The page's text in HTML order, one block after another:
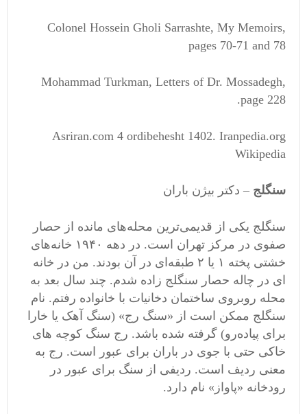
Colonel Hossein Gholi Sarrashte, My Memoirs,
pages 70-71 and 78
Mohammad Turkman, Letters of Dr. Mossadegh,
page 228.
Asriran.com 4 ordibehesht 1402. Iranpedia.org
Wikipedia
سنگلج – دکتر بیژن باران
سنگلج یکی از قدیمی‌ترین محله‌های مانده از حصار
صفوی در مرکز تهران است. در دهه ۱۹۴۰ خانه‌های
خشتی پخته ۱ یا ۲ طبقه‌ای در آن بودند. من در خانه
ای در چاله حصار سنگلج زاده شدم. چند سال بعد به
محله روبروی ساختمان دخانیات با خانواده رفتم. نام
سنگلج ممکن است از «سنگ رج» (سنگ آهک یا خارا
برای پیاده‌رو) گرفته شده باشد. رج سنگ کوچه های
خاکی حتی با جوی در باران برای عبور است. رج به
معنی ردیف است. ردیفی از سنگ برای عبور در
رودخانه «پاواز» نام دارد.